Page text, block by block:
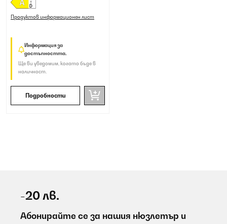
Продуктов информационен лист
Информация за
достъпността.
Ще ви уведомим, когато бъде в
наличност.
Подробности
-20 лв.
Абонирайте се за нашия нюзлетър и